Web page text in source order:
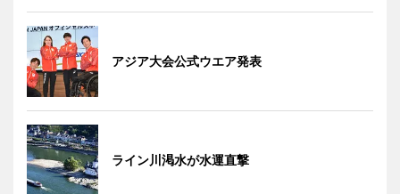
アジア大会公式ウエア発表
ライン川渇水が水運直撃